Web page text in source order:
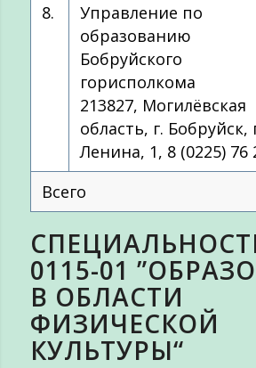
8.
Управление по
образованию
Бобруйского
горисполкома
213827, Могилёвская
область, г. Бобруйск,
Ленина, 1, 8 (0225) 76
Всего
0115-01
В ОБЛАСТИ
ФИЗИЧЕСКОЙ
КУЛЬТУРЫ“